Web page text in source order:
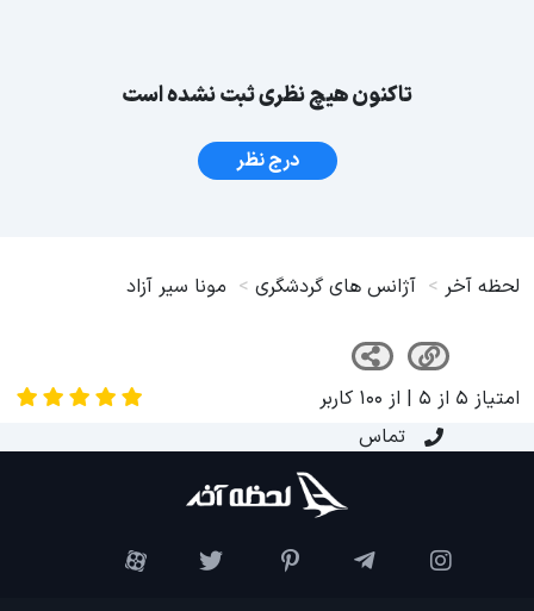
تاکنون هیچ نظری ثبت نشده است
درج نظر
لحظه آخر آژانس های گردشگری مونا سیر آزاد
امتیاز 5 از 5 | از 100 کاربر
تماس